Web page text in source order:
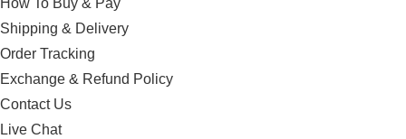
How To Buy & Pay
Shipping & Delivery
Order Tracking
Exchange & Refund Policy
Contact Us
Live Chat